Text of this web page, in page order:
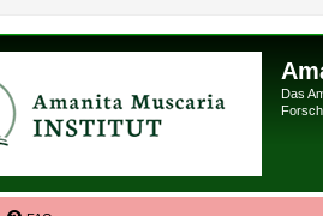
Das